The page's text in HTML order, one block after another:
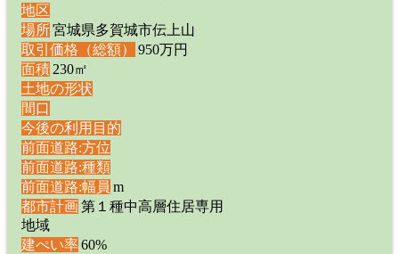
地区
場所宮城県多賀城市伝上山
取引価格（総額）
950万円
面積230㎡
土地の形状
間口
今後の利用目的
前面道路:方位
前面道路:種類
前面道路:幅員 m
都市計画 第１種中高層住居専用
地域
建ぺい率60%